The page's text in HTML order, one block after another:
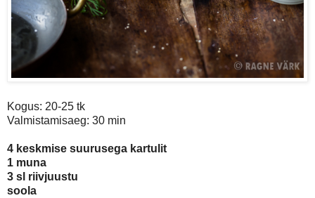
Kogus: 20-25 tk
Valmistamisaeg: 30 min
4 keskmise suurusega kartulit
1 muna
3 sl riivjuustu
soola